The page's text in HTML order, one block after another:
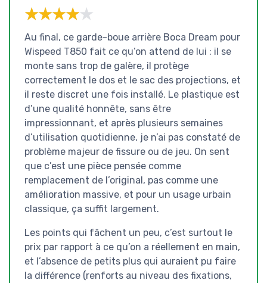
★★★★★
★★★★★
Au final, ce garde-boue arrière Boca Dream pour
Wispeed T850 fait ce qu’on attend de lui : il se
monte sans trop de galère, il protège
correctement le dos et le sac des projections, et
il reste discret une fois installé. Le plastique est
d’une qualité honnête, sans être
impressionnant, et après plusieurs semaines
d’utilisation quotidienne, je n’ai pas constaté de
problème majeur de fissure ou de jeu. On sent
que c’est une pièce pensée comme
remplacement de l’original, pas comme une
amélioration massive, et pour un usage urbain
classique, ça suffit largement.
Les points qui fâchent un peu, c’est surtout le
prix par rapport à ce qu’on a réellement en main,
et l’absence de petits plus qui auraient pu faire
la différence (renforts au niveau des fixations,